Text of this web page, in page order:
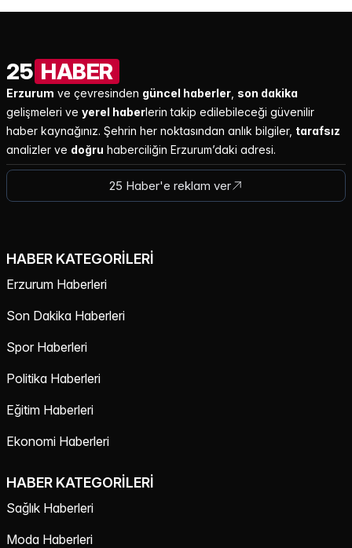
25 HABER
Erzurum ve çevresinden güncel haberler son dakika
gelişmeleri ve yerel haberlerin takip edilebileceği güvenilir
haber kaynağınız. Şehrin her noktasından anlık bilgiler, tarafsız
analizler ve doğru haberciliğin Erzurum’daki adresi.
25 Haber'e reklam ver
HABER KATEGORILERI
Erzurum Haberleri
Son Dakika Haberleri
Spor Haberleri
Politika Haberleri
Eğitim Haberleri
Ekonomi Haberleri
HABER KATEGORILERI
Sağlık Haberleri
Moda Haberleri